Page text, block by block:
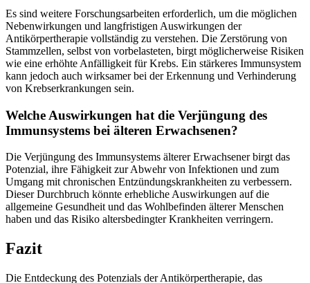
Es sind weitere Forschungsarbeiten erforderlich, um die möglichen
Nebenwirkungen und langfristigen Auswirkungen der
Antikörpertherapie vollständig zu verstehen. Die Zerstörung von
Stammzellen, selbst von vorbelasteten, birgt möglicherweise Risiken
wie eine erhöhte Anfälligkeit für Krebs. Ein stärkeres Immunsystem
kann jedoch auch wirksamer bei der Erkennung und Verhinderung
von Krebserkrankungen sein.
Welche Auswirkungen hat die Verjüngung des
Immunsystems bei älteren Erwachsenen?
Die Verjüngung des Immunsystems älterer Erwachsener birgt das
Potenzial, ihre Fähigkeit zur Abwehr von Infektionen und zum
Umgang mit chronischen Entzündungskrankheiten zu verbessern.
Dieser Durchbruch könnte erhebliche Auswirkungen auf die
allgemeine Gesundheit und das Wohlbefinden älterer Menschen
haben und das Risiko altersbedingter Krankheiten verringern.
Fazit
Die Entdeckung des Potenzials der Antikörpertherapie, das